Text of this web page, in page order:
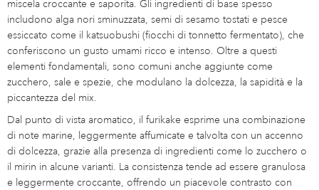
miscela croccante e saporita. Gli ingredienti di base spesso
includono alga nori sminuzzata, semi di sesamo tostati e pesce
essiccato come il katsuobushi (fiocchi di tonnetto fermentato), che
conferiscono un gusto umami ricco e intenso. Oltre a questi
elementi fondamentali, sono comuni anche aggiunte come
zucchero, sale e spezie, che modulano la dolcezza, la sapidità e la
piccantezza del mix.
Dal punto di vista aromatico, il furikake esprime una combinazione
di note marine, leggermente affumicate e talvolta con un accenno
di dolcezza, grazie alla presenza di ingredienti come lo zucchero o
il mirin in alcune varianti. La consistenza tende ad essere granulosa
e leggermente croccante, offrendo un piacevole contrasto con